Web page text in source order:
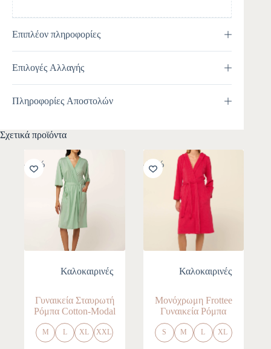
Επιπλέον πληροφορίες
Επιλογές Αλλαγής
Πληροφορίες Αποστολών
Σχετικά προϊόντα
-10%
Καλοκαιρινές
Γυναικεία Σταυρωτή
Ρόμπα Cotton-Modal
M L XL XXL
-30%
Καλοκαιρινές
Μονόχρωμη Frottee
Γυναικεία Ρόμπα
S M L XL